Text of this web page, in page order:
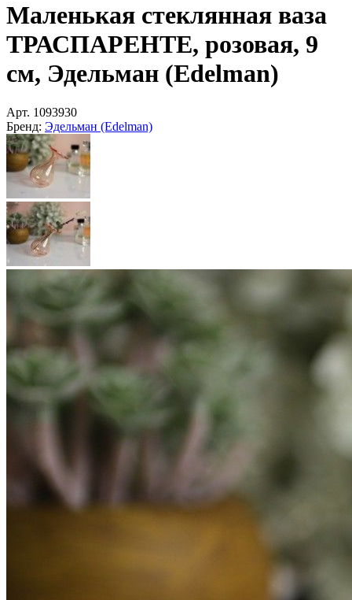
Маленькая стеклянная ваза
ТРАСПАРЕНТЕ, розовая, 9
см, Эдельман (Edelman)
Арт. 1093930
Бренд: Эдельман (Edelman)